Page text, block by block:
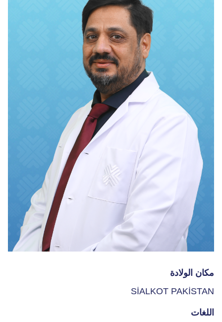
مكان الولادة
SİALKOT PAKİSTAN
اللغات